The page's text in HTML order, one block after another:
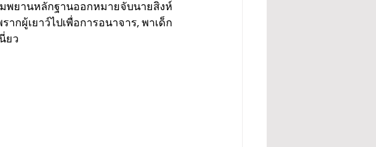
พยานหลักฐานออกหมายจับนายสิงห์
กผู้เยาว์ไปเพื่อการอนาจาร, พาเด็ก
ยว